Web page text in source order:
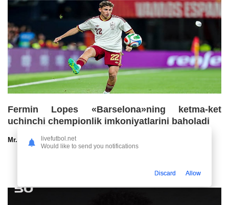
Fermin Lopes «Barselona»ning ketma-ket
uchinchi chempionlik imkoniyatlarini baholadi
Mr.NoBoDy30.07.2026 13:00
livefutbol.net
Would like to send you notifications
Discard Allow